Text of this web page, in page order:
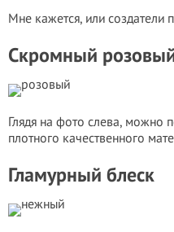
Мне кажется, или создатели
Скромный
Глядя на фото слева, можно
плотного качественного
Гламурный блеск